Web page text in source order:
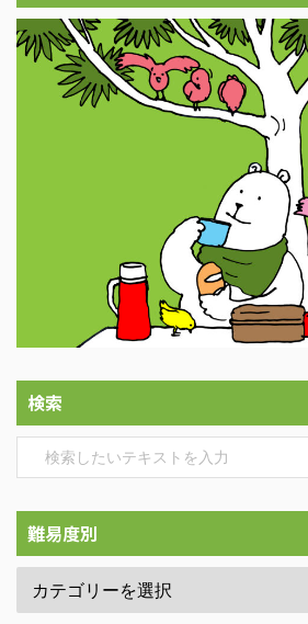
検索
難易度別